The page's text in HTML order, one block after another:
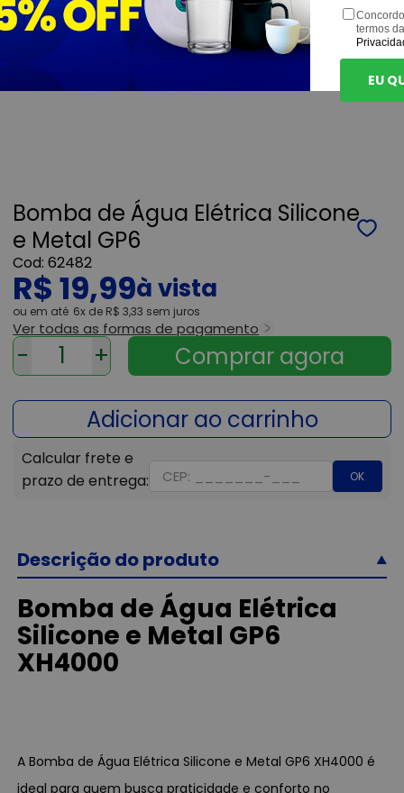
Bomba de Água Elétrica Silicone
e Metal GP6
62482
R$ 19,99
ou 6x de R$ 3,33 sem juros
Ver todas as formas de pagamento
- +
OK
Descrição do produto
Bomba de Água Elétrica
Silicone e Metal GP6
XH4000
A Bomba de Água Elétrica Silicone e Metal GP6 XH4000 é
ideal para quem busca praticidade e conforto no
termos
EU